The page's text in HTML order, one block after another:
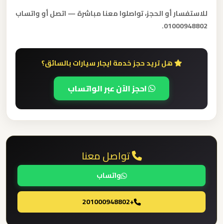
للاستفسار أو الحجز، تواصلوا معنا مباشرة — اتصل أو واتساب
01000948802.
هل تريد حجز خدمة ايجار سيارات بالسائق؟
احجز الآن عبر الواتساب
تواصل معنا
واتساب
+201000948802
ليموزين
مطار
الدولي
القاهرة
الخط
الساخن
ليموزين
القاهرة